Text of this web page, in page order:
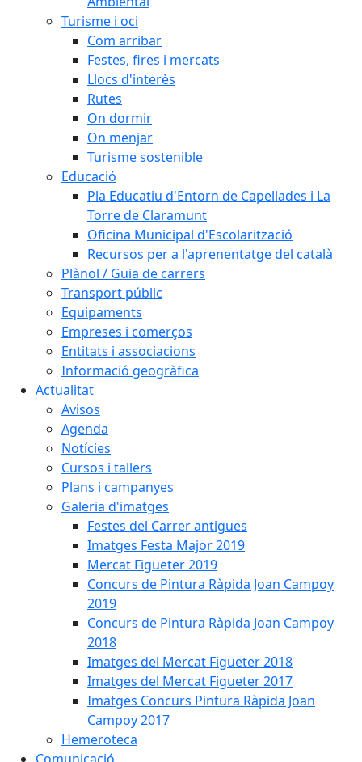
Turisme i oci
Com arribar
Festes, fires i mercats
Llocs d'interès
Rutes
On dormir
On menjar
Turisme sostenible
Educació
Pla Educatiu d'Entorn de Capellades i La
Torre de Claramunt
Oficina Municipal d'Escolarització
Recursos per a l'aprenentatge del català
Plànol / Guia de carrers
Transport públic
Equipaments
Empreses i comerços
Entitats i associacions
Informació geogràfica
Actualitat
Avisos
Agenda
Notícies
Cursos i tallers
Plans i campanyes
Galeria d'imatges
Festes del Carrer antigues
Imatges Festa Major 2019
Mercat Figueter 2019
Concurs de Pintura Ràpida Joan Campoy
2019
Concurs de Pintura Ràpida Joan Campoy
2018
Imatges del Mercat Figueter 2018
Imatges del Mercat Figueter 2017
Imatges Concurs Pintura Ràpida Joan
Campoy 2017
Hemeroteca